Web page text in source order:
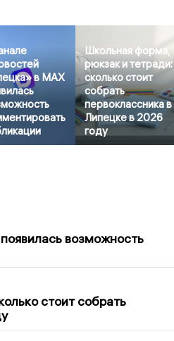
в MAX
Школьная форма,
рюкзак и тетради:
сколько стоит
собрать
первоклассника в
Липецке в 2026
году
возможность
стоит собрать